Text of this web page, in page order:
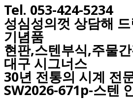
Tel. 053-424-5234
성심성의껏 상담해
기념품
현판,스텐부식,주물
대구 시그너스
30년 전통의 시계 전
SW2026-671p-스텐